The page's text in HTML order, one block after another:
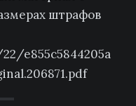
штрафов
e855c5844205a